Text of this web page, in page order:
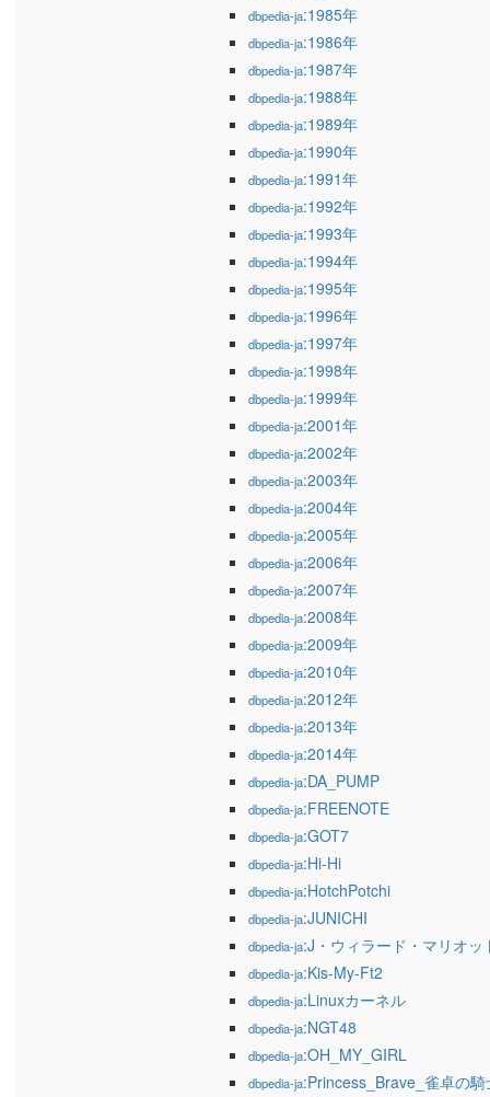
dbpedia-ja:1985年
dbpedia-ja:1986年
dbpedia-ja:1987年
dbpedia-ja:1988年
dbpedia-ja:1989年
dbpedia-ja:1990年
dbpedia-ja:1991年
dbpedia-ja:1992年
dbpedia-ja:1993年
dbpedia-ja:1994年
dbpedia-ja:1995年
dbpedia-ja:1996年
dbpedia-ja:1997年
dbpedia-ja:1998年
dbpedia-ja:1999年
dbpedia-ja:2001年
dbpedia-ja:2002年
dbpedia-ja:2003年
dbpedia-ja:2004年
dbpedia-ja:2005年
dbpedia-ja:2006年
dbpedia-ja:2007年
dbpedia-ja:2008年
dbpedia-ja:2009年
dbpedia-ja:2010年
dbpedia-ja:2012年
dbpedia-ja:2013年
dbpedia-ja:2014年
dbpedia-ja:DA_PUMP
dbpedia-ja:FREENOTE
dbpedia-ja:GOT7
dbpedia-ja:Hi-Hi
dbpedia-ja:HotchPotchi
dbpedia-ja:JUNICHI
dbpedia-ja:J・ウィラード・マリオッ
dbpedia-ja:Kis-My-Ft2
dbpedia-ja:Linuxカーネル
dbpedia-ja:NGT48
dbpedia-ja:OH_MY_GIRL
dbpedia-ja:Princess_Brave_雀卓の騎